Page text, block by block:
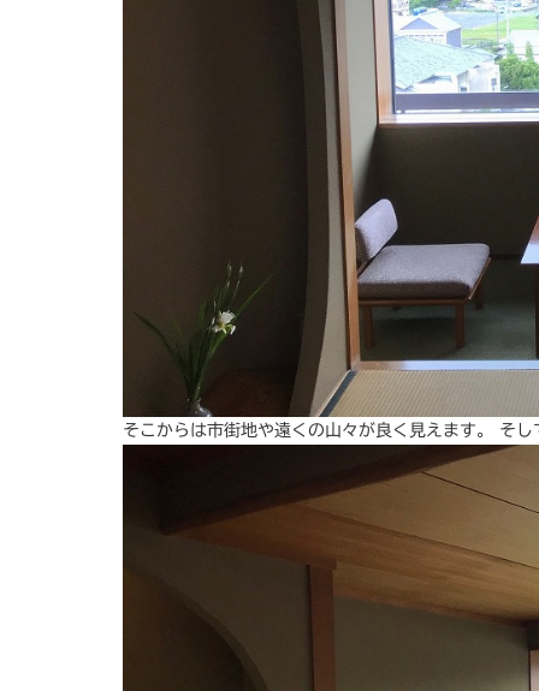
そこからは市街地や遠くの山々が良く見えます。 そ